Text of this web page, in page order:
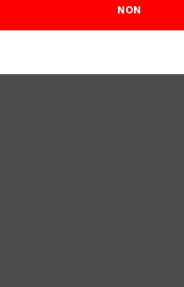
NON